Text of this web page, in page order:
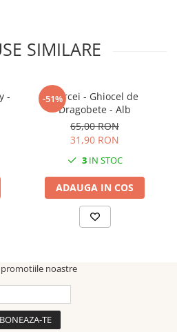
SIMILARE
-
-51%Cercei - Ghiocel de
Dragobete - Alb
65,00 RON
31,90 RON
3IN STOC
ADAUGA IN COS
noastre